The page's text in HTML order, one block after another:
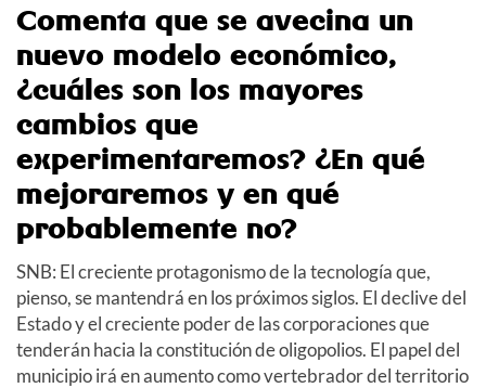
Comenta que se avecina un
nuevo modelo económico,
¿cuáles son los mayores
cambios que
experimentaremos? ¿En qué
mejoraremos y en qué
probablemente no?
SNB: El creciente protagonismo de la tecnología que,
pienso, se mantendrá en los próximos siglos. El declive del
Estado y el creciente poder de las corporaciones que
tenderán hacia la constitución de oligopolios. El papel del
municipio irá en aumento como vertebrador del territorio